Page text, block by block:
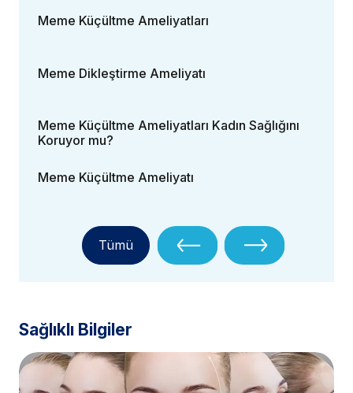
Meme Küçültme Ameliyatları
Meme Dikleştirme Ameliyatı
Meme Küçültme Ameliyatları Kadın Sağlığını
Koruyor mu?
Meme Küçültme Ameliyatı
Tümü
Sağlıklı Bilgiler